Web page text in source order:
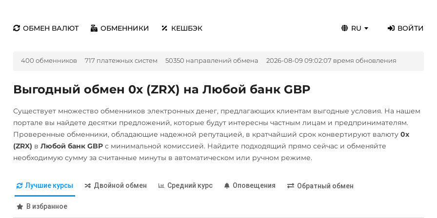
ОБМЕН ВАЛЮТ ОБМЕННИКИ КЕШБЭК RU ВОЙТИ
400 обменников 717 платежных систем 50350 направлений обмена 2026-08-09 09:02:07 время обновления
Выгодный обмен 0x (ZRX) на Любой банк GBP
Существует множество обменников электронных денег, предлагающих клиентам выгодные условия. На нашем
портале вы найдете десятки предложений, которые будут интересны частным лицам и предпринимателям.
Проверенные обменники, обладающие надежной репутацией, в кратчайший срок конвертируют валюту 0x
(ZRX) в Любой банк GBPс минимальной комиссией. Найдите подходящий прямо сейчас и обменяйте
необходимую сумму за считанные минуты в автоматическом или ручном режиме.
Лучшие курсы Двойной обмен Средний курс Оповещения Обратный обмен
В избранное